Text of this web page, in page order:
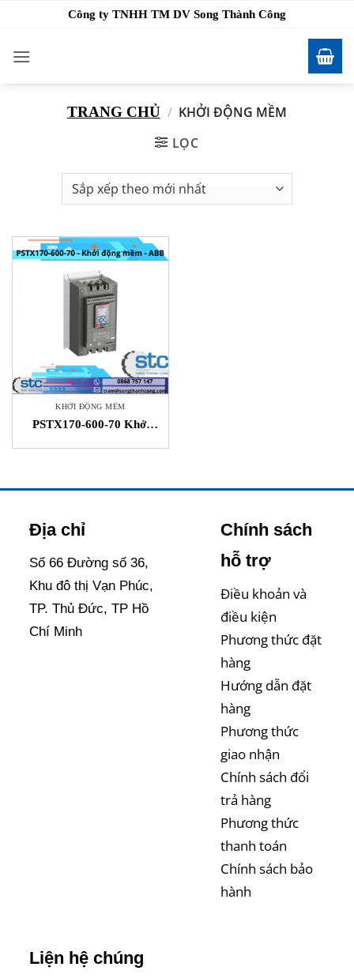
nội
dung
Công ty TNHH TM DV Song Thành Công
TRANG CHỦ / KHỞI ĐỘNG MỀM
LỌC
KHỞI ĐỘNG MỀM
PSTX170-600-70 Khởi
Địa chỉ
Số 66 Đường số 36,
Khu đô thị Vạn Phúc,
TP. Thủ Đức, TP Hồ
Chí Minh
Chính sách
hỗ trợ
Điều khoản và
điều kiện
Phương thức đặt
hàng
Hướng dẫn đặt
hàng
Phương thức
giao nhận
Chính sách đổi
trả hàng
Phương thức
thanh toán
Chính sách bảo
hành
Liện hệ chúng